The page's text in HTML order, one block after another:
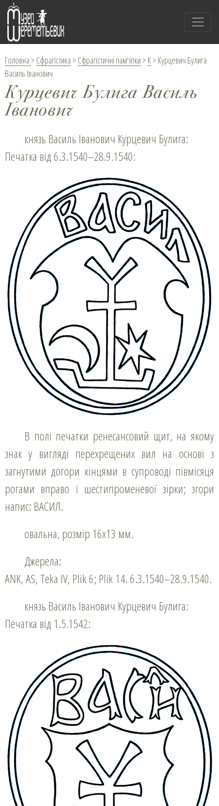
Головна > Сфрагістика > Сфрагістичні пам'ятки > К> Курцевич Булига
Василь Іванович
Курцевич Булига Василь
Іванович
князь Василь Іванович Курцевич Булига:
Печатка від 6.3.1540–28.9.1540:
В полі печатки ренесансовий щит, на якому
знак у вигляді перехрещених вил на основі з
загнутими догори кінцями в супроводі півмісяця
рогами вправо і шестипроменевої зірки; згори
напис: ВАСИЛ.
овальна, розмір 16х13 мм.
Джерела:
ANK, AS, Teka ІV, Plik 6; Plik 14. 6.3.1540–28.9.1540.
князь Василь Іванович Курцевич Булига:
Печатка від 1.5.1542: